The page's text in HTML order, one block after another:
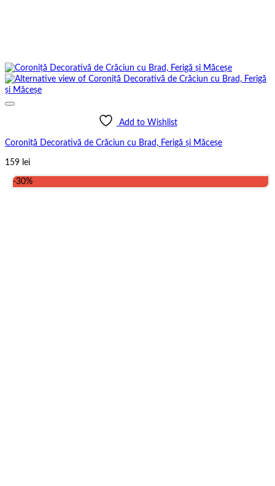
Add to Wishlist
Coroniță Decorativă de Crăciun cu Brad, Ferigă și Măceșe
159 lei
-30%